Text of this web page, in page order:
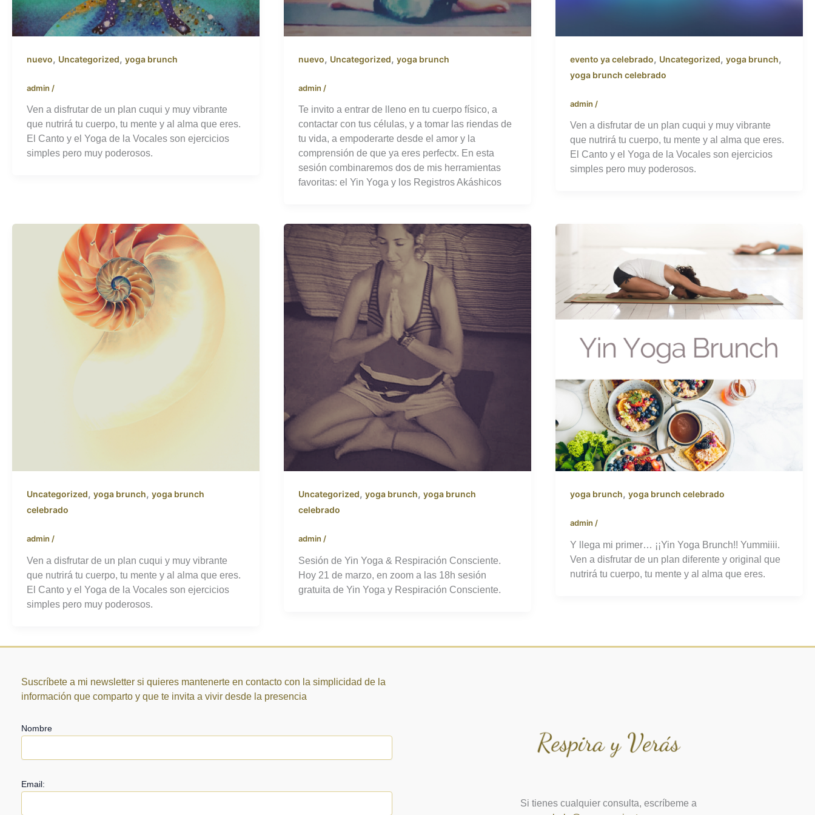
nuevo, Uncategorized, yoga brunch
admin /
Ven a disfrutar de un plan cuqui y muy vibrante
que nutrirá tu cuerpo, tu mente y al alma que eres.
El Canto y el Yoga de la Vocales son ejercicios
simples pero muy poderosos.
nuevo, Uncategorized, yoga brunch
admin /
Te invito a entrar de lleno en tu cuerpo físico, a
contactar con tus células, y a tomar las riendas de
tu vida, a empoderarte desde el amor y la
comprensión de que ya eres perfectx. En esta
sesión combinaremos dos de mis herramientas
favoritas: el Yin Yoga y los Registros Akáshicos
evento ya celebrado, Uncategorized, yoga brunch,
yoga brunch celebrado
admin /
Ven a disfrutar de un plan cuqui y muy vibrante
que nutrirá tu cuerpo, tu mente y al alma que eres.
El Canto y el Yoga de la Vocales son ejercicios
simples pero muy poderosos.
Uncategorized, yoga brunch, yoga brunch
celebrado
admin /
Ven a disfrutar de un plan cuqui y muy vibrante
que nutrirá tu cuerpo, tu mente y al alma que eres.
El Canto y el Yoga de la Vocales son ejercicios
simples pero muy poderosos.
Uncategorized, yoga brunch, yoga brunch
celebrado
admin /
Sesión de Yin Yoga & Respiración Consciente.
Hoy 21 de marzo, en zoom a las 18h sesión
gratuita de Yin Yoga y Respiración Consciente.
yoga brunch, yoga brunch celebrado
admin /
Y llega mi primer… ¡¡Yin Yoga Brunch!! Yummiiii.
Ven a disfrutar de un plan diferente y original que
nutrirá tu cuerpo, tu mente y al alma que eres.
Suscríbete a mi newsletter si quieres mantenerte en contacto con la simplicidad de la
información que comparto y que te invita a vivir desde la presencia
Nombre
Email:
Si tienes cualquier consulta, escríbeme a